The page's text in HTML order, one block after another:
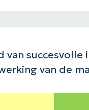
van succesvolle
van de